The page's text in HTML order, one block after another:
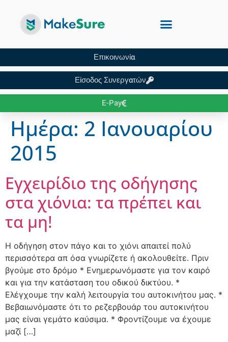
Επικοινωνία
Είσοδος Συνεργατών
E-Pay
Ημέρα: 2 Ιανουαρίου
2015
Εγχειρίδιο της οδήγησης
στα χιόνια: τα πρέπει και
τα μη!
Η οδήγηση στον πάγο και το χιόνι απαιτεί πολύ
περισσότερα απ όσα γνωρίζετε ή ακολουθείτε. Πριν
βγούμε στο δρόμο * Ενημερωνόμαστε για τον καιρό
και για την κατάσταση του οδικού δικτύου. *
Ελέγχουμε την καλή λειτουργία του αυτοκινήτου μας. *
Βεβαιωνόμαστε ότι το ρεζερβουάρ του αυτοκινήτου
μας είναι γεμάτο καύσιμα. * Φροντίζουμε να έχουμε
μαζί […]